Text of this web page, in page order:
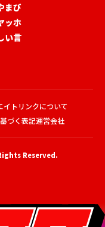
まび
ッホ
い言
イトリンクについて
づく表記運営会社
Reserved.